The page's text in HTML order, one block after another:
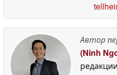
Автор
(Ninh
редакции